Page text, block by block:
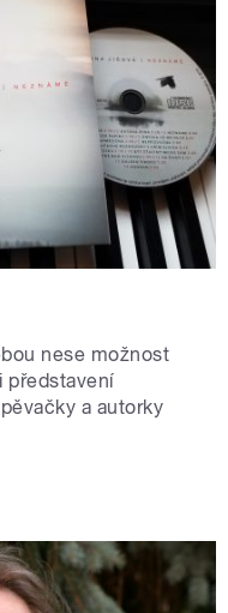
nese možnost
představení
a autorky